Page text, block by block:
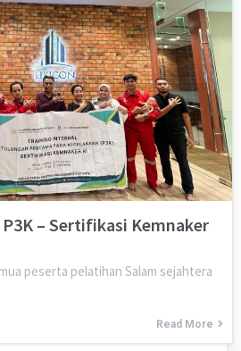
– Sertifikasi Kemnaker
peserta pelatihan Salam sejahtera
Read More